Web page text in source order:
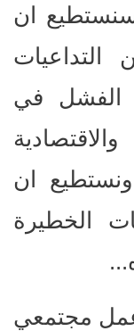
ان
الفشل في
ان
الخطيرة
مجتمعي